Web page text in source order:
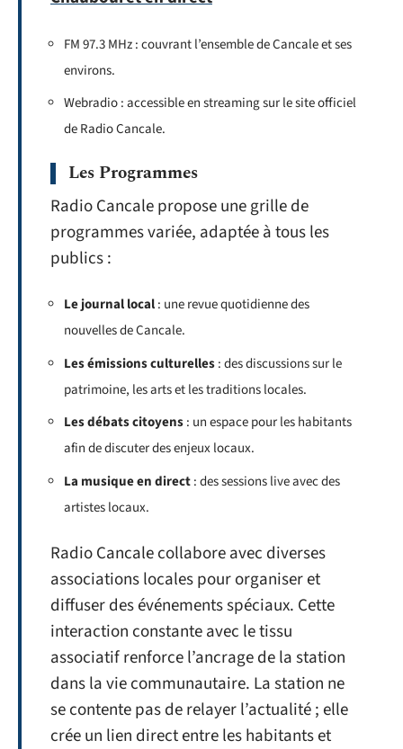
FM 97.3 MHz : couvrant l’ensemble de Cancale et ses
environs.
Webradio : accessible en streaming sur le site officiel
de Radio Cancale.
Les Programmes
Radio Cancale propose une grille de
programmes variée, adaptée à tous les
publics :
Le journal local: une revue quotidienne des
nouvelles de Cancale.
Les émissions culturelles: des discussions sur le
patrimoine, les arts et les traditions locales.
Les débats citoyens: un espace pour les habitants
afin de discuter des enjeux locaux.
La musique en direct: des sessions live avec des
artistes locaux.
Radio Cancale collabore avec diverses
associations locales pour organiser et
diffuser des événements spéciaux. Cette
interaction constante avec le tissu
associatif renforce l’ancrage de la station
dans la vie communautaire. La station ne
se contente pas de relayer l’actualité ; elle
crée un lien direct entre les habitants et